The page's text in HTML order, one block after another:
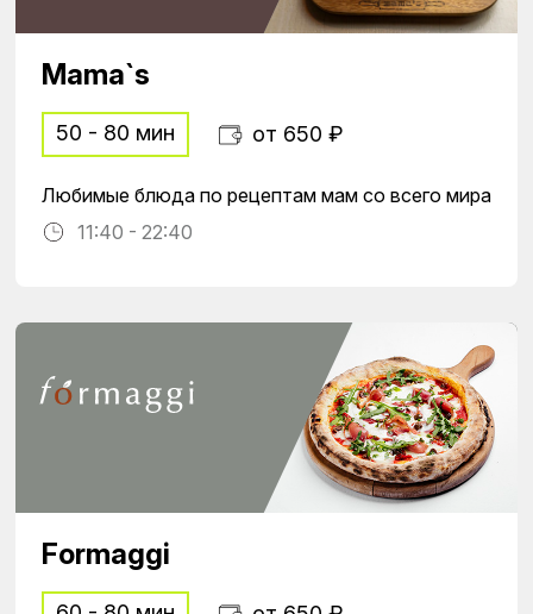
Mama`s
50 - 80 мин от 650 ₽
Любимые блюда по рецептам мам со всего мира
11:40 - 22:40
Formaggi